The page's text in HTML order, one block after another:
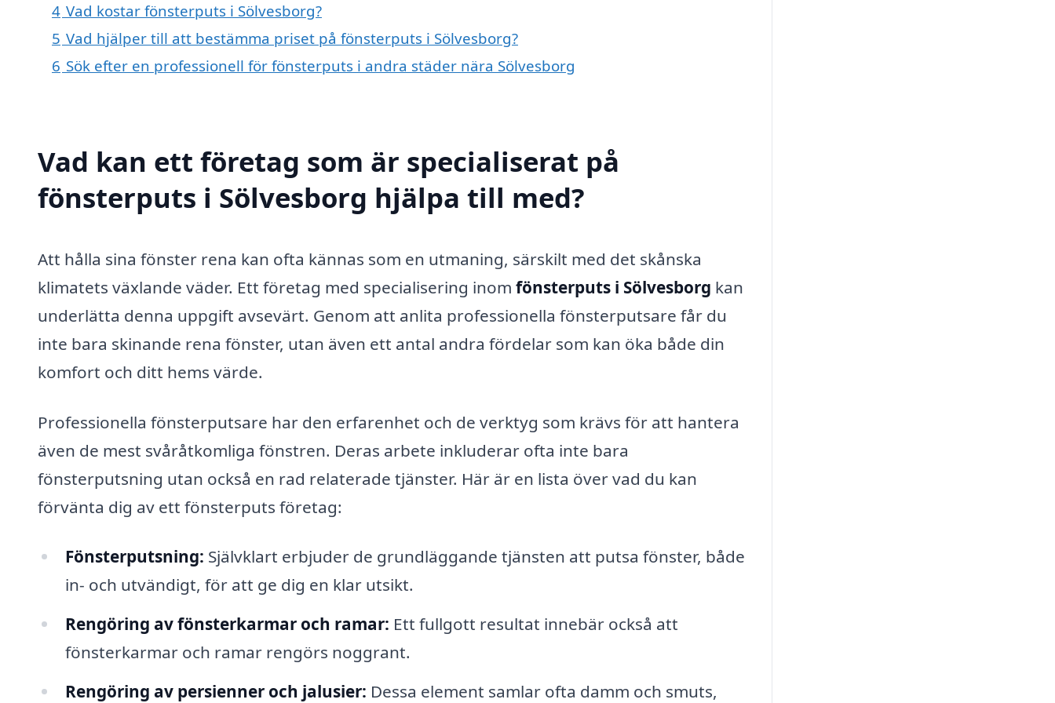
4 Vad kostar fönsterputs i Sölvesborg?
5 Vad hjälper till att bestämma priset på fönsterputs i Sölvesborg?
6 Sök efter en professionell för fönsterputs i andra städer nära Sölvesborg
Vad kan ett företag som är specialiserat på
fönsterputs i Sölvesborg hjälpa till med?
Att hålla sina fönster rena kan ofta kännas som en utmaning, särskilt med det skånska
klimatets växlande väder. Ett företag med specialisering inom fönsterputs i Sölvesborg kan
underlätta denna uppgift avsevärt. Genom att anlita professionella fönsterputsare får du
inte bara skinande rena fönster, utan även ett antal andra fördelar som kan öka både din
komfort och ditt hems värde.
Professionella fönsterputsare har den erfarenhet och de verktyg som krävs för att hantera
även de mest svåråtkomliga fönstren. Deras arbete inkluderar ofta inte bara
fönsterputsning utan också en rad relaterade tjänster. Här är en lista över vad du kan
förvänta dig av ett fönsterputs företag:
Fönsterputsning: Självklart erbjuder de grundläggande tjänsten att putsa fönster, både
in- och utvändigt, för att ge dig en klar utsikt.
Rengöring av fönsterkarmar och ramar: Ett fullgott resultat innebär också att
fönsterkarmar och ramar rengörs noggrant.
Rengöring av persienner och jalusier: Dessa element samlar ofta damm och smuts,